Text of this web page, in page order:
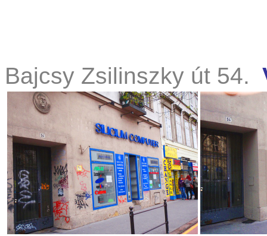
Bajcsy Zsilinszky út 54.